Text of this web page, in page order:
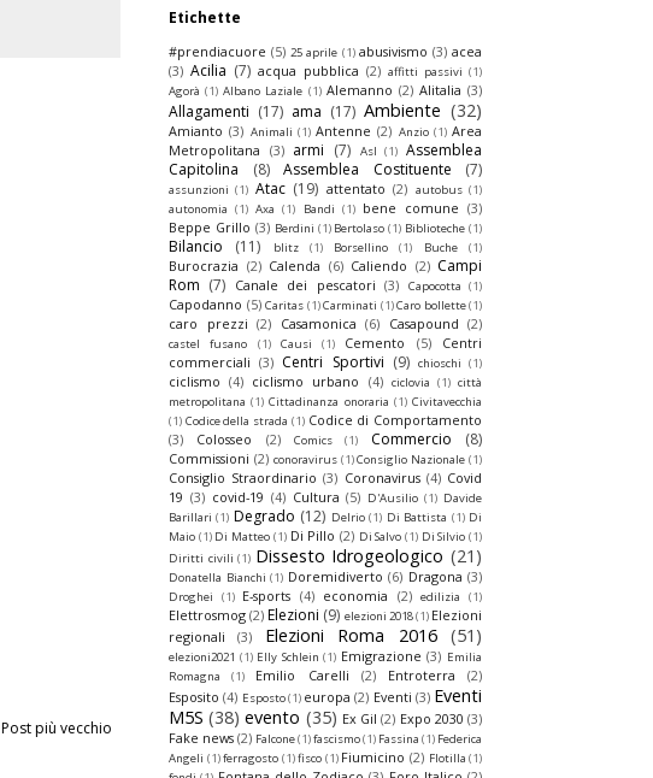
Post più vecchio
Etichette
#prendiacuore (5) 25 aprile (1) abusivismo (3) acea
(3) Acilia (7) acqua pubblica (2) affitti passivi (1)
Agorà (1) Albano Laziale (1) Alemanno (2) Alitalia (3)
Allagamenti (17) ama (17) Ambiente (32)
Amianto (3) Animali (1) Antenne (2) Anzio (1) Area
Metropolitana (3) armi (7) Asl (1) Assemblea
Capitolina
(8) Assemblea Costituente (7)
assunzioni (1) Atac (19) attentato (2) autobus (1)
autonomia (1) Axa (1) Bandi (1) bene comune (3)
Beppe Grillo (3) Berdini (1) Bertolaso (1) Biblioteche (1)
Bilancio (11) blitz (1) Borsellino (1) Buche (1)
Burocrazia (2) Calenda (6) Caliendo (2) Campi
Rom (7) Canale dei pescatori (3) Capocotta (1)
Capodanno (5) Caritas (1)Carminati (1)Caro bollette(1)
caro prezzi (2) Casamonica (6) Casapound (2)
castel fusano (1) Causi (1) Cemento (5)
Centri
commerciali (3) Centri Sportivi (9) chioschi (1)
ciclismo (4) ciclismo urbano (4) ciclovia (1) città
metropolitana (1) Cittadinanza onoraria (1) Civitavecchia
(1) Codice della strada (1) Codice di Comportamento
(3)
Colosseo (2) Comics (1) Commercio (8)
Commissioni (2) conoravirus (1) Consiglio Nazionale (1)
Consiglio Straordinario (3) Coronavirus (4) Covid
19 (3) covid-19 (4) Cultura (5) D'Ausilio (1) Davide
Barillari (1) Degrado (12) Delrio (1) Di Battista (1) Di
Maio (1) Di Matteo (1) Di Pillo (2) Di Salvo (1) Di Silvio (1)
Diritti civili (1) Dissesto Idrogeologico (21)
Donatella Bianchi (1) Doremidiverto (6) Dragona (3)
Droghei (1) E-sports (4) economia (2) edilizia (1)
Elettrosmog (2) Elezioni (9) elezioni 2018(1) Elezioni
regionali
(3) Elezioni Roma 2016 (51)
elezioni2021 (1) Elly Schlein (1) Emigrazione (3) Emilia
Romagna
(1) Emilio Carelli (2) Entroterra
(2)
Esposito (4) Esposto(1) europa (2) Eventi (3) Eventi
M5S (38) evento (35) Ex Gil (2) Expo 2030 (3)
Fake news (2) Falcone(1)fascismo(1) Fassina (1) Federica
Angeli (1)ferragosto (1)fisco (1) Fiumicino (2) Flotilla (1)